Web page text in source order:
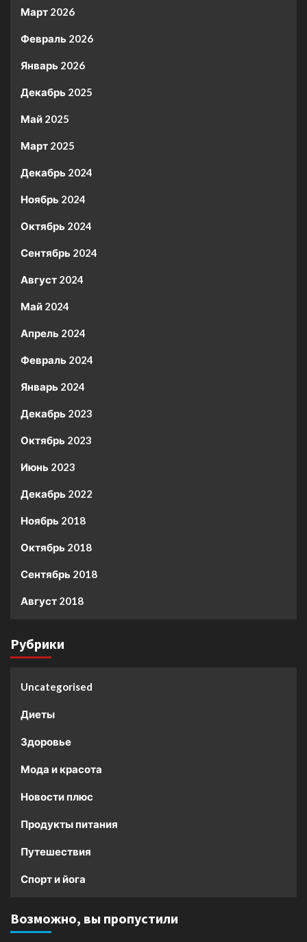
Март 2026
Февраль 2026
Январь 2026
Декабрь 2025
Май 2025
Март 2025
Декабрь 2024
Ноябрь 2024
Октябрь 2024
Сентябрь 2024
Август 2024
Май 2024
Апрель 2024
Февраль 2024
Январь 2024
Декабрь 2023
Октябрь 2023
Июнь 2023
Декабрь 2022
Ноябрь 2018
Октябрь 2018
Сентябрь 2018
Август 2018
Рубрики
Uncategorised
Диеты
Здоровье
Мода и красота
Новости плюс
Продукты питания
Путешествия
Спорт и йога
Возможно, вы пропустили